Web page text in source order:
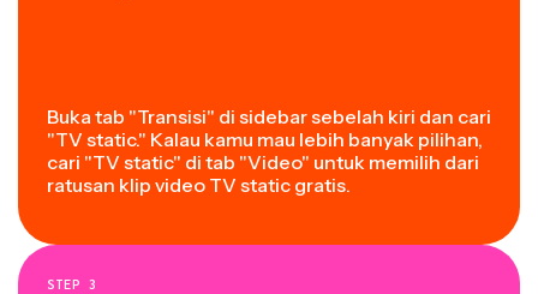
Buka tab "Transisi" di sidebar sebelah kiri dan cari
"TV static." Kalau kamu mau lebih banyak pilihan,
cari "TV static" di tab "Video" untuk memilih dari
ratusan klip video TV static gratis.
STEP 3